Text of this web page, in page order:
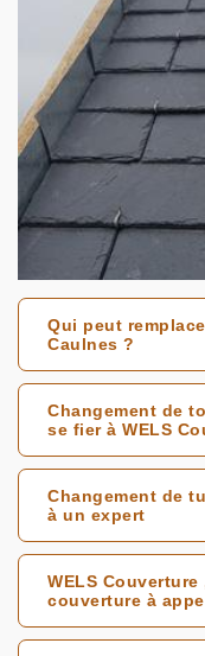
Qui peut
Caulnes ?
Changement de
se fier à WELS
Changement de
à un expert
WELS
couverture à